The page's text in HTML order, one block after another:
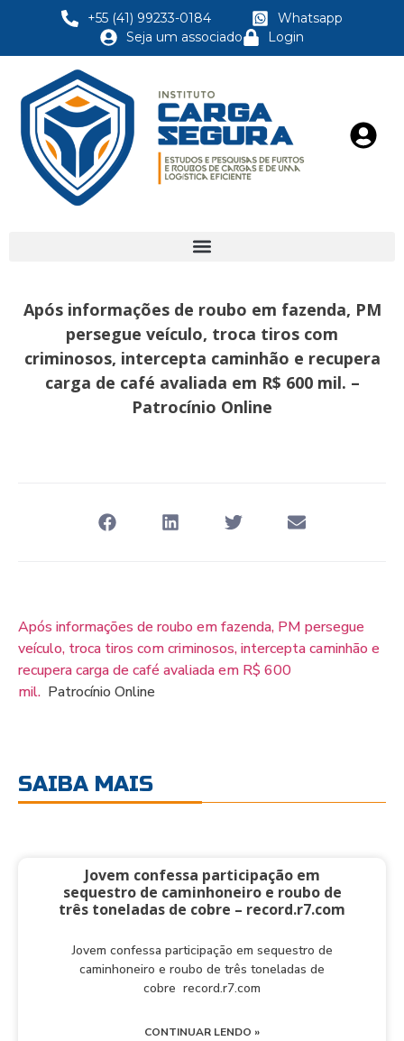
+55 (41) 99233-0184
Whatsapp
Seja um associado
Login
Após informações de roubo em fazenda, PM
persegue veículo, troca tiros com
criminosos, intercepta caminhão e recupera
carga de café avaliada em R$ 600 mil. –
Patrocínio Online
Após informações de roubo em fazenda, PM persegue
veículo, troca tiros com criminosos, intercepta caminhão e
recupera carga de café avaliada em R$ 600
mil. Patrocínio Online
SAIBA MAIS
Jovem confessa participação em
sequestro de caminhoneiro e roubo de
três toneladas de cobre – record.r7.com
Jovem confessa participação em sequestro de
caminhoneiro e roubo de três toneladas de
cobre record.r7.com
CONTINUAR LENDO »